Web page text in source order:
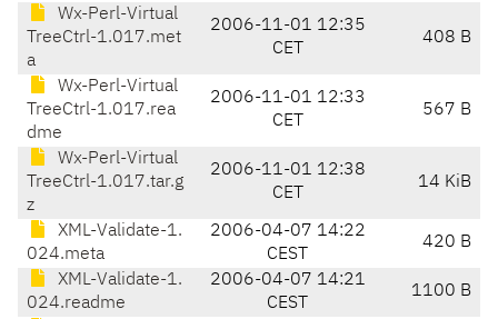
Wx-Perl-Virtual
TreeCtrl-1.017.met
a
2006-11-01 12:35
CET
408 B
Wx-Perl-Virtual
TreeCtrl-1.017.rea
dme
2006-11-01 12:33
CET
567 B
Wx-Perl-Virtual
TreeCtrl-1.017.tar.g
z
2006-11-01 12:38
CET
14 KiB
XML-Validate-1.
024.meta
2006-04-07 14:22
CEST
420 B
XML-Validate-1.
024.readme
2006-04-07 14:21
CEST
1100 B